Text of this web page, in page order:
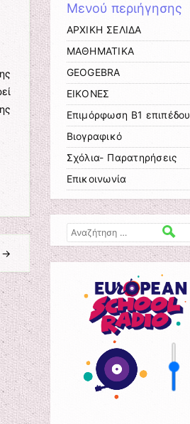
→
Μενού περιήγησης
ΑΡΧΙΚΗ ΣΕΛΙΔΑ
ΜΑΘΗΜΑΤΙΚΑ
GEOGEBRA
ΕΙΚΟΝΕΣ
Επιμόρφωση Β1 επιπέδου
Βιογραφικό
Σχόλια- Παρατηρήσεις
Επικοινωνία
Αναζήτηση